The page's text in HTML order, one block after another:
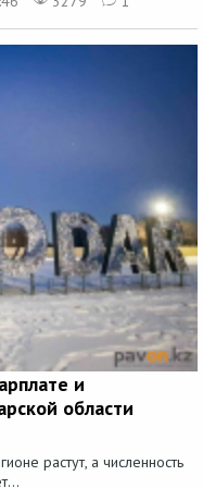
и
области
растут, а численность